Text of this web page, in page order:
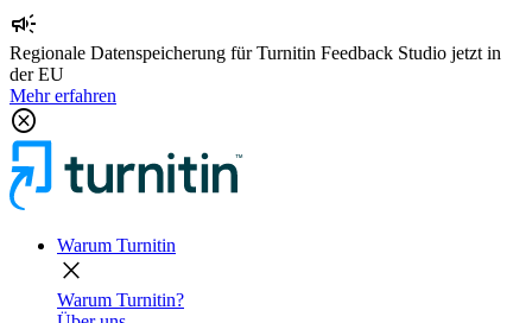
campaign
Regionale Datenspeicherung für Turnitin Feedback Studio jetzt in
der EU
Mehr erfahren
cancel
Warum Turnitin
close
Warum Turnitin?